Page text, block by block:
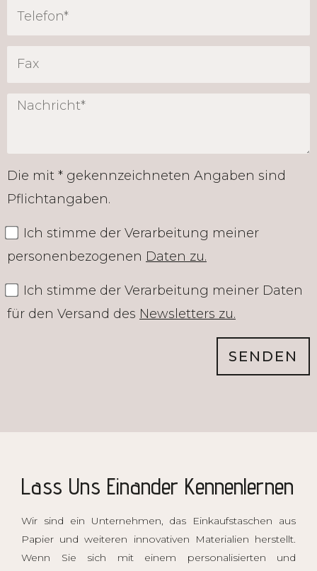
Die mit * gekennzeichneten Angaben sind
Pflichtangaben.
Ich stimme der Verarbeitung meiner
personenbezogenen Daten zu.
Ich stimme der Verarbeitung meiner Daten
für den Versand des Newsletters zu.
SENDEN
Lass Uns Einander Kennenlernen
Wir sind ein Unternehmen, das Einkaufstaschen aus
Papier und weiteren innovativen Materialien herstellt.
Wenn Sie sich mit einem personalisierten und